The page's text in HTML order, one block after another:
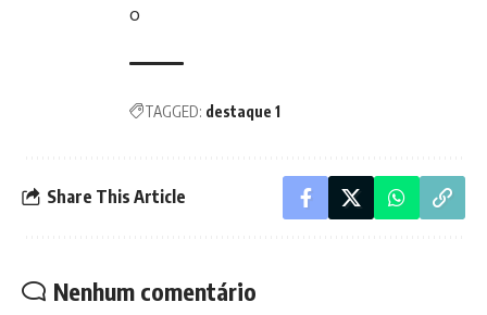
o
TAGGED: destaque 1
Share This Article
Nenhum comentário